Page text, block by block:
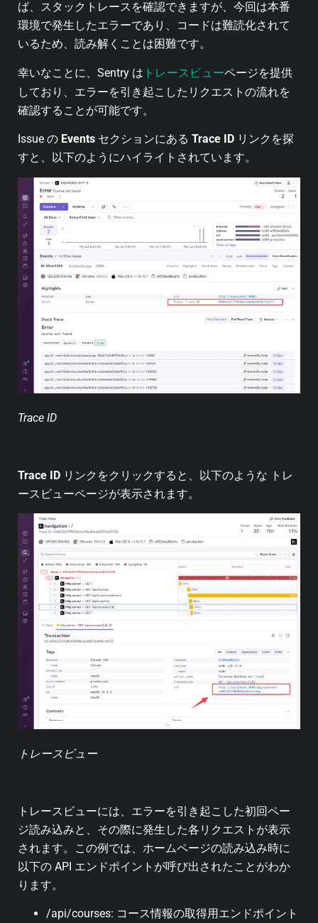
ば、スタックトレースを確認できますが、今回は本番
環境で発生したエラーであり、コードは難読化されて
いるため、読み解くことは困難です。
幸いなことに、Sentry は トレースビューページを提供
しており、エラーを引き起こしたリクエストの流れを
確認することが可能です。
Issue の Events セクションにある Trace ID リンクを探
すと、以下のようにハイライトされています。
Trace ID
Trace ID リンクをクリックすると、以下のような トレ
ースビューページが表示されます。
トレースビュー
トレースビューには、エラーを引き起こした初回ペー
ジ読み込みと、その際に発生した各リクエストが表示
されます。この例では、ホームページの読み込み時に
以下の API エンドポイントが呼び出されたことがわか
ります。
/api/courses: コース情報の取得用エンドポイント